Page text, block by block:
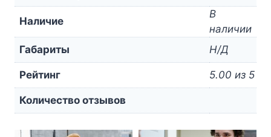
Наличие
В
наличии
Габариты
Н/Д
Рейтинг 5.00 из 5
Количество отзывов